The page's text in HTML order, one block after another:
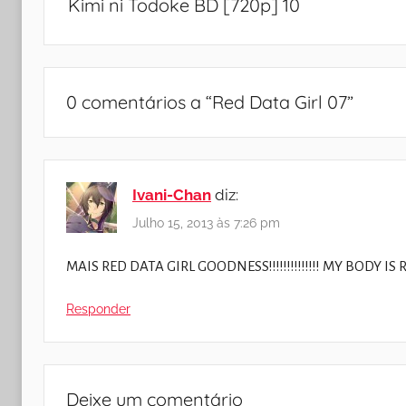
Kimi ni Todoke BD [720p] 10
0 comentários a “Red Data Girl 07”
Ivani-Chan diz:
Julho 15, 2013 às 7:26 pm
MAIS RED DATA GIRL GOODNESS!!!!!!!!!!!!!! MY BODY IS
Responder
Deixe um comentário